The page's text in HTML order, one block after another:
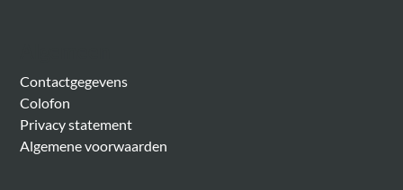
Contactgegevens
Colofon
Privacy statement
Algemene voorwaarden